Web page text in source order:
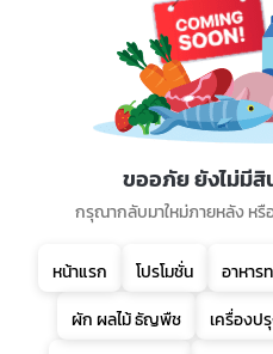
ขออภัย ยังไม่มี
กรุณากลับมาใหม่ภายหลัง หรื
หน้าแรก โปรโมชั่น อาหาร
ผัก ผลไม้ ธัญพืช
เครื่องป